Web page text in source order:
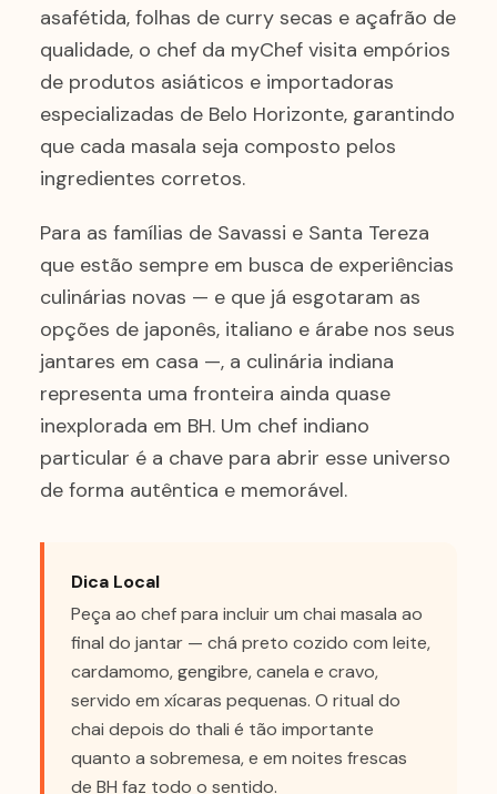
asafétida, folhas de curry secas e açafrão de
qualidade, o chef da myChef visita empórios
de produtos asiáticos e importadoras
especializadas de Belo Horizonte, garantindo
que cada masala seja composto pelos
ingredientes corretos.
Para as famílias de Savassi e Santa Tereza
que estão sempre em busca de experiências
culinárias novas — e que já esgotaram as
opções de japonês, italiano e árabe nos seus
jantares em casa —, a culinária indiana
representa uma fronteira ainda quase
inexplorada em BH. Um chef indiano
particular é a chave para abrir esse universo
de forma autêntica e memorável.
Dica Local
Peça ao chef para incluir um chai masala ao
final do jantar — chá preto cozido com leite,
cardamomo, gengibre, canela e cravo,
servido em xícaras pequenas. O ritual do
chai depois do thali é tão importante
quanto a sobremesa, e em noites frescas
de BH faz todo o sentido.